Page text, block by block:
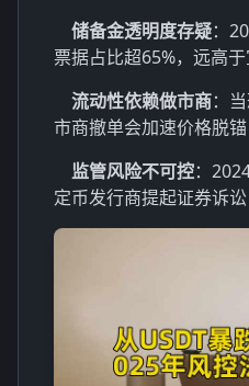
储备金透明度存疑：
票据占比超65%，远高
流动性依赖做市商：
市商撤单会加速价格脱锚
监管风险不可控：
定币发行商提起证券诉讼